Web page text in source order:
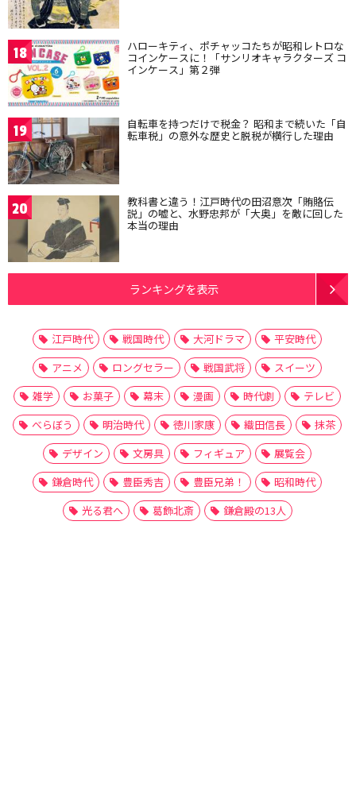
18 ハローキティ、ポチャッコたちが昭和レトロな
コインケースに！「サンリオキャラクターズ コ
インケース」第２弾
19 自転車を持つだけで税金？ 昭和まで続いた「自
転車税」の意外な歴史と脱税が横行した理由
20 教科書と違う！江戸時代の田沼意次「賄賂伝
説」の嘘と、水野忠邦が「大奥」を敵に回した
本当の理由
ランキングを表示
江戸時代 戦国時代 大河ドラマ
平安時代
アニメ
ロングセラー 戦国武将
スイーツ
雑学
お菓子 幕末 漫画 時代劇
テレビ
べらぼう
明治時代 徳川家康 織田信長
抹茶
デザイン
文房具 フィギュア
展覧会
鎌倉時代
豊臣秀吉 豊臣兄弟！
昭和時代
光る君へ
葛飾北斎 鎌倉殿の13人